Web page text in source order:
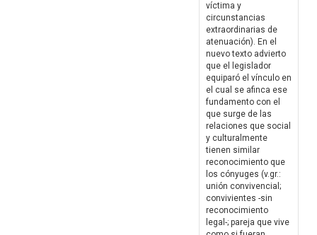
víctima y
circunstancias
extraordinarias de
atenuación). En el
nuevo texto advierto
que el legislador
equiparó el vínculo en
el cual se afinca ese
fundamento con el
que surge de las
relaciones que social
y culturalmente
tienen similar
reconocimiento que
los cónyuges (v.gr.:
unión convivencial;
convivientes -sin
reconocimiento
legal-; pareja que vive